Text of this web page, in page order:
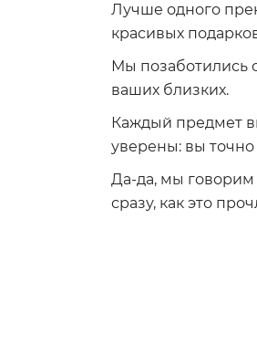
Лучше одного
красивых
Мы позаботились
ваших близких.
Каждый предмет
уверены: вы точно
Да-да, мы говорим
сразу, как это